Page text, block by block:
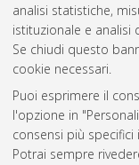
analisi statistiche,
istituzionale e
Se chiudi questo
cookie necessari.
Puoi esprimere il
l'opzione in
consensi più
Potrai sempre
Questa lista e'
Atom
Rss 1.0
Rss 2.0